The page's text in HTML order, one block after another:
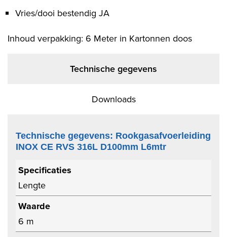
Vries/dooi bestendig JA
Inhoud verpakking: 6 Meter in Kartonnen doos
Technische gegevens
Downloads
Technische gegevens: Rookgasafvoerleiding
INOX CE RVS 316L D100mm L6mtr
Specificaties
Lengte
Waarde
6 m